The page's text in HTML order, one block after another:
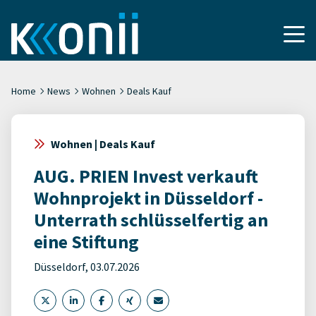
Home News Wohnen Deals Kauf
Wohnen | Deals Kauf
AUG. PRIEN Invest verkauft
Wohnprojekt in Düsseldorf -
Unterrath schlüsselfertig an
eine Stiftung
Düsseldorf, 03.07.2026